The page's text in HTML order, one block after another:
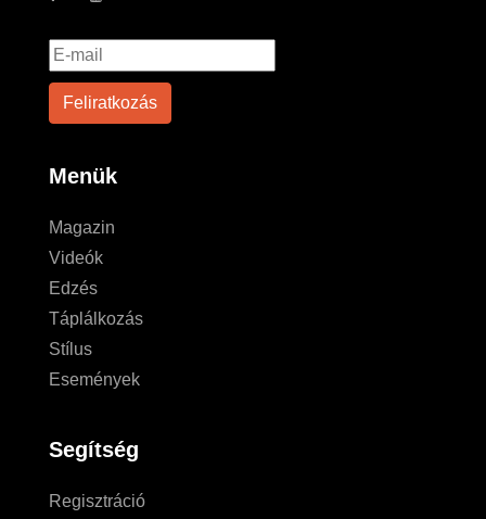
Menük
Magazin
Videók
Edzés
Táplálkozás
Stílus
Események
Segítség
Regisztráció